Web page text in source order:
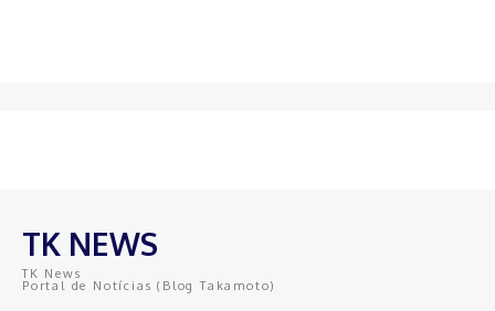
TK NEWS
TK News
Portal de Notícias (Blog Takamoto)